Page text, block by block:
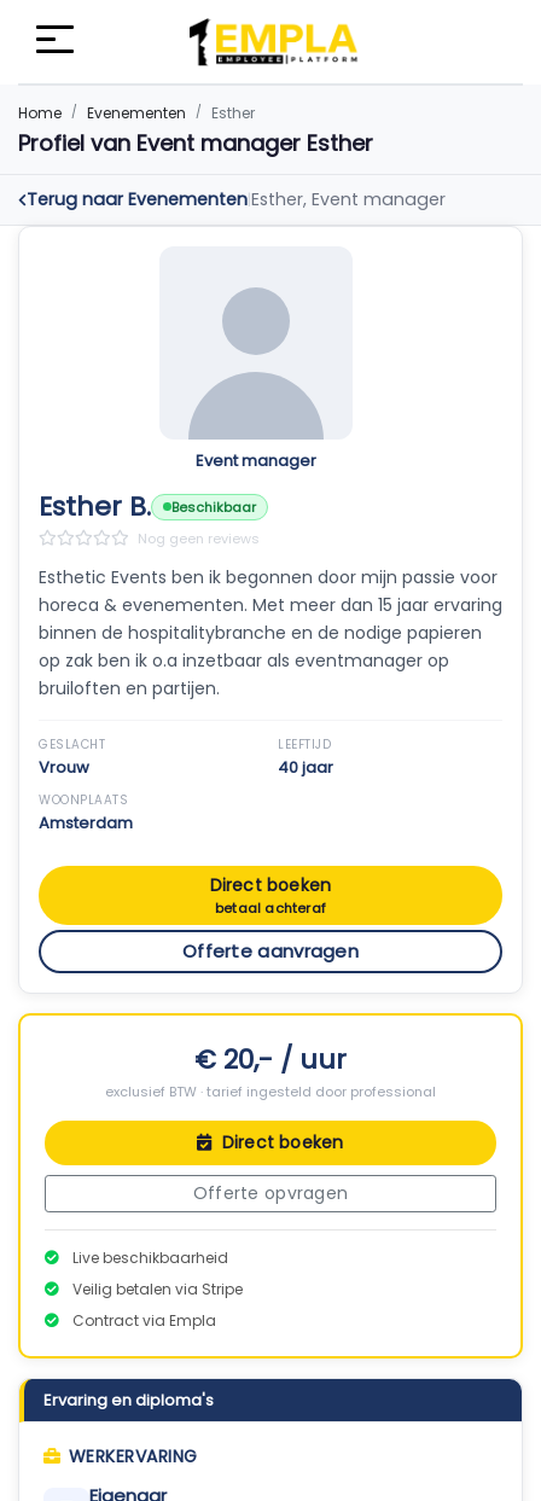
Home Evenementen Esther
Profiel van Event manager Esther
Terug naar Evenementen|Esther, Event manager
Event manager
Esther B.
Beschikbaar
Nog geen reviews
Esthetic Events ben ik begonnen door mijn passie voor
horeca & evenementen. Met meer dan 15 jaar ervaring
binnen de hospitalitybranche en de nodige papieren
op zak ben ik o.a inzetbaar als eventmanager op
bruiloften en partijen.
GESLACHT
Vrouw
LEEFTIJD
40 jaar
WOONPLAATS
Amsterdam
Direct boeken
betaal achteraf
Offerte aanvragen
€ 20,- / uur
exclusief BTW · tarief ingesteld door professional
Direct boeken
Offerte opvragen
Live beschikbaarheid
Veilig betalen via Stripe
Contract via Empla
Ervaring en diploma's
WERKERVARING
Eigenaar